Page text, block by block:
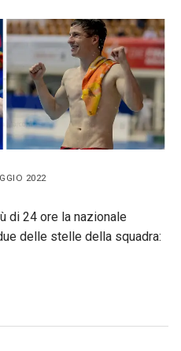
2022
di 24 ore la nazionale
delle stelle della squadra: